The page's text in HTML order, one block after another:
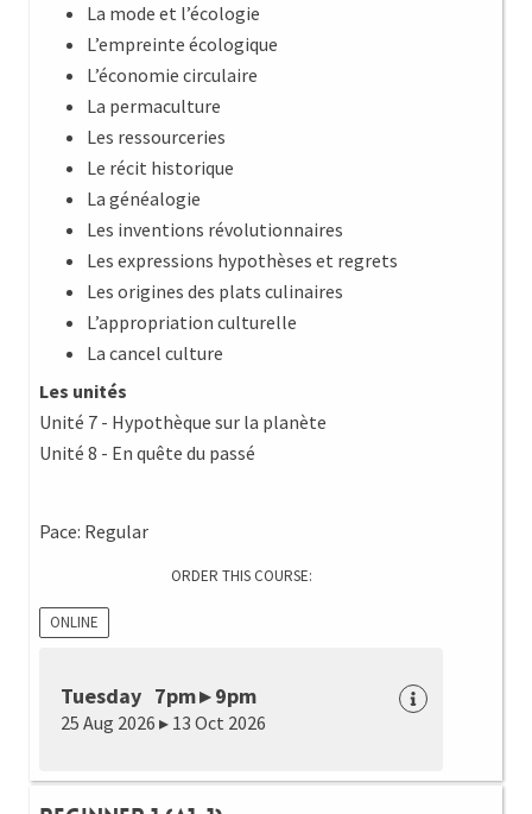
La mode et l’écologie
L’empreinte écologique
L’économie circulaire
La permaculture
Les ressourceries
Le récit historique
La généalogie
Les inventions révolutionnaires
Les expressions hypothèses et regrets
Les origines des plats culinaires
L’appropriation culturelle
La cancel culture
Les unités
Unité 7 - Hypothèque sur la planète
Unité 8 - En quête du passé
Pace: Regular
ORDER THIS COURSE:
ONLINE
Tuesday 7pm ▸ 9pm
25 Aug 2026 ▸ 13 Oct 2026